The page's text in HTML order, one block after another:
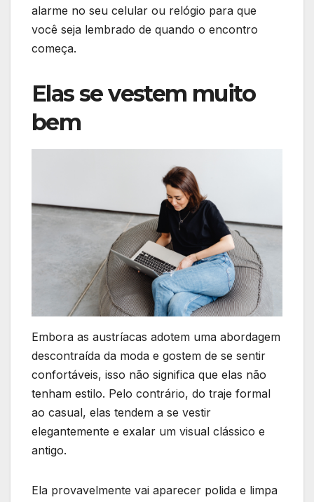
alarme no seu celular ou relógio para que
você seja lembrado de quando o encontro
começa.
Elas se vestem muito
bem
Embora as austríacas adotem uma abordagem
descontraída da moda e gostem de se sentir
confortáveis, isso não significa que elas não
tenham estilo. Pelo contrário, do traje formal
ao casual, elas tendem a se vestir
elegantemente e exalar um visual clássico e
antigo.
Ela provavelmente vai aparecer polida e limpa